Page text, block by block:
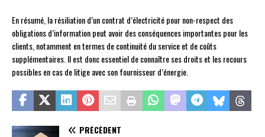
En résumé, la résiliation d’un contrat d’électricité pour non-respect des
obligations d’information peut avoir des conséquences importantes pour les
clients, notamment en termes de continuité du service et de coûts
supplémentaires. Il est donc essentiel de connaître ses droits et les recours
possibles en cas de litige avec son fournisseur d’énergie.
PRÉCÉDENT